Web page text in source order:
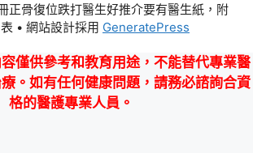
正骨復位跌打醫生好推介要有醫生紙，附
• 網站設計採用 GeneratePress
容僅供參考和教育用途，不能替代專業醫
。如有任何健康問題，請務必諮詢合資
格的醫護專業人員。